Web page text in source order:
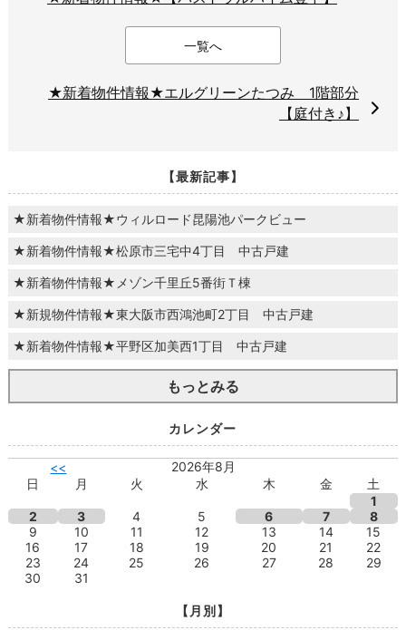
一覧へ
★新着物件情報★エルグリーンたつみ 1階部分
【庭付き♪】
【最新記事】
★新着物件情報★ウィルロード昆陽池パークビュー
★新着物件情報★松原市三宅中4丁目 中古戸建
★新着物件情報★メゾン千里丘5番街Ｔ棟
★新規物件情報★東大阪市西鴻池町2丁目 中古戸建
★新着物件情報★平野区加美西1丁目 中古戸建
もっとみる
カレンダー
<<
2026年8月
日
月 火 水 木 金
土
1
2
3 4 5 6 7
8
9
10 11 12 13 14
15
16
17 18 19 20 21
22
23
24 25 26 27 28
29
30
31
【月別】